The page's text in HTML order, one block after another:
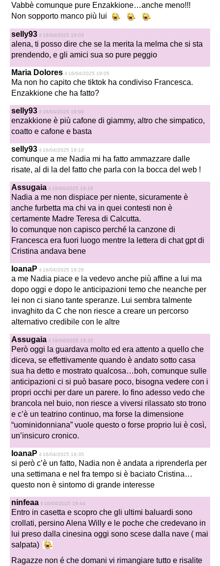
Vabbè comunque pure Enzakkione…anche meno!!!
Non sopporto manco più lui
selly93 il 16/04/2025 19:03
alena, ti posso dire che se la merita la melma che si sta
prendendo, e gli amici sua so pure peggio
Maria Dolores il 16/04/2025 19:05
Ma non ho capito che tiktok ha condiviso Francesca.
Enzakkione che ha fatto?
selly93 il 16/04/2025 19:09
enzakkione è più cafone di giammy, altro che simpatico,
coatto e cafone e basta
selly93 il 16/04/2025 19:10
comunque a me Nadia mi ha fatto ammazzare dalle
risate, al di la del fatto che parla con la bocca del web !
Assugaia il 16/04/2025 19:16
Nadia a me non dispiace per niente, sicuramente è
anche furbetta ma chi va in quei contesti non è
certamente Madre Teresa di Calcutta.
Io comunque non capisco perché la canzone di
Francesca era fuori luogo mentre la lettera di chat gpt di
Cristina andava bene
IoanaP il 16/04/2025 19:26
a me Nadia piace e la vedevo anche più affine a lui ma
dopo oggi e dopo le anticipazioni temo che neanche per
lei non ci siano tante speranze. Lui sembra talmente
invaghito da C che non riesce a creare un percorso
alternativo credibile con le altre
Assugaia il 16/04/2025 19:32
Però oggi la guardava molto ed era attento a quello che
diceva, se effettivamente quando è andato sotto casa
sua ha detto e mostrato qualcosa…boh, comunque sulle
anticipazioni ci si può basare poco, bisogna vedere con i
propri occhi per dare un parere. Io fino adesso vedo che
brancola nel buio, non riesce a viversi rilassato sto trono
e c’è un teatrino continuo, ma forse la dimensione
“uominidonniana” vuole questo o forse proprio lui è così,
un’insicuro cronico.
IoanaP il 16/04/2025 19:35
si però c’è un fatto, Nadia non è andata a riprenderla per
una settimana e nel fra tempo si è baciato Cristina…
questo non è sintomo di grande interesse
ninfeaa il 16/04/2025 19:44
Entro in casetta e scopro che gli ultimi baluardi sono
crollati, persino Alena Willy e le poche che credevano in
lui preso dalla cinesina oggi sono scese dalla nave ( mai
salpata)
Ragazze non é che domani vi rimangiare tutto e risalite